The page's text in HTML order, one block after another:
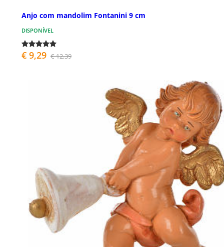
Anjo com mandolim Fontanini 9 cm
DISPONÍVEL
€ 9,29 € 12,39